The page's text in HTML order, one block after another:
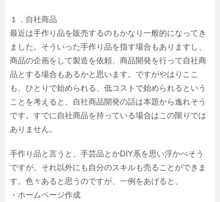
１．自社商品
最近は手作り品を販売するのもかなり一般的になってき
ました。そういった手作り品を指す場合もありますし、
商品の企画をして製造を依頼、商品開発を行って自社商
品とする場合もあるかと思います。ですがやはりここ
も、ひとりで始められる、低コストで始められるという
ことを考えると、自社商品開発の話は本題から逸れそう
です。すでに自社商品を持っている場合はこの限りでは
ありません。
手作り品と言うと、手芸品とかDIY系を思い浮かべそう
ですが、それ以外にも自分のスキルも売ることができま
す。色々あると思うのですが、一例をあげると、
・ホームページ作成